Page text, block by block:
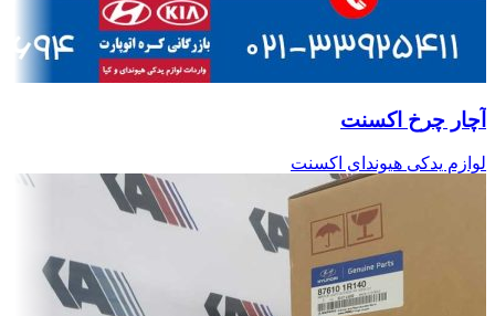
آچار چرخ اکسنت
لوازم یدکی هیوندای اکسنت